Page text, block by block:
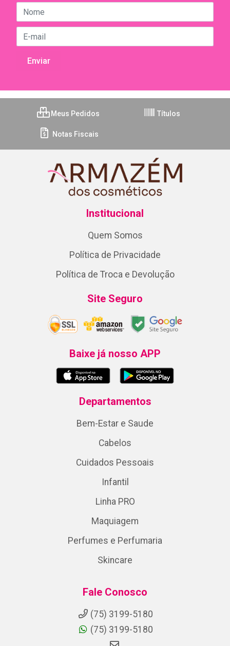
Meus Pedidos Títulos
Notas Fiscais
Institucional
Quem Somos
Política de Privacidade
Política de Troca e Devolução
Site Seguro
Baixe já nosso APP
Departamentos
Bem-Estar e Saude
Cabelos
Cuidados Pessoais
Infantil
Linha PRO
Maquiagem
Perfumes e Perfumaria
Skincare
Fale Conosco
(75) 3199-5180
(75) 3199-5180